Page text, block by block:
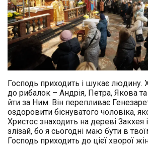
Господь приходить і шукає людину.
до рибалок – Андрія, Петра, Якова та
йти за Ним. Він перепливає
оздоровити біснуватого чоловіка,
Христос знаходить на дереві
злізай, бо я сьогодні маю бути в
Господь приходить до цієї хворої